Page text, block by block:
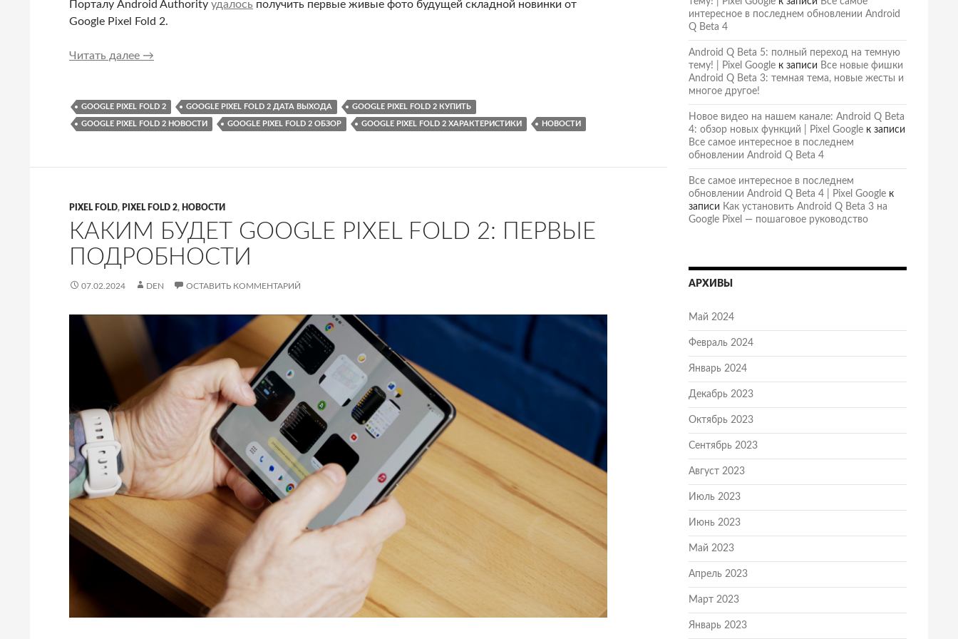
Порталу Android Authority удалось получить первые живые фото будущей складной новинки от
Google Pixel Fold 2.
Читать далее Первые фото Google Pixel Fold 2 утекли в сеть
→
GOOGLE PIXEL FOLD 2 GOOGLE PIXEL FOLD 2 ДАТА ВЫХОДА GOOGLE PIXEL FOLD 2 КУПИТЬ
GOOGLE PIXEL FOLD 2 НОВОСТИ GOOGLE PIXEL FOLD 2 ОБЗОР GOOGLE PIXEL FOLD 2 ХАРАКТЕРИСТИКИ НОВОСТИ
PIXEL FOLD, PIXEL FOLD 2, НОВОСТИ
КАКИМ БУДЕТ GOOGLE PIXEL FOLD 2: ПЕРВЫЕ
ПОДРОБНОСТИ
07.02.2024 DEN ОСТАВИТЬ КОММЕНТАРИЙ
интересное в последнем обновлении Android
Q Beta 4
Android Q Beta 5: полный переход на темную
тему! | Pixel Google к записи Все новые фишки
Android Q Beta 3: темная тема, новые жесты и
многое другое!
Новое видео на нашем канале: Android Q Beta
4: обзор новых функций | Pixel Google к записи
Все самое интересное в последнем
обновлении Android Q Beta 4
Все самое интересное в последнем
обновлении Android Q Beta 4 | Pixel Google к
записи Как установить Android Q Beta 3 на
Google Pixel — пошаговое руководство
АРХИВЫ
Май 2024
Февраль 2024
Январь 2024
Декабрь 2023
Октябрь 2023
Сентябрь 2023
Август 2023
Июль 2023
Июнь 2023
Май 2023
Апрель 2023
Март 2023
Январь 2023